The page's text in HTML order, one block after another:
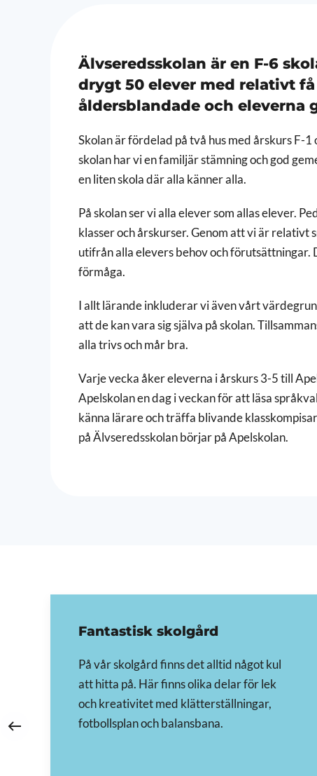
Älvseredsskolan är en F-6
drygt 50 elever med relativt
åldersblandade och eleverna
Skolan är fördelad på två hus med årskurs F-
skolan har vi en familjär stämning och god
en liten skola där alla känner alla.
På skolan ser vi alla elever som allas elever.
klasser och årskurser. Genom att vi är relativt
utifrån alla elevers behov och förutsättningar.
förmåga.
I allt lärande inkluderar vi även vårt
att de kan vara sig själva på skolan.
alla trivs och mår bra.
Varje vecka åker eleverna i årskurs 3-5 till
Apelskolan en dag i veckan för att läsa
känna lärare och träffa blivande
på Älvseredsskolan börjar på Apelskolan.
Fantastisk skolgård
På vår skolgård finns det alltid något kul
att hitta på. Här finns olika delar för lek
och kreativitet med klätterställningar,
fotbollsplan och balansbana.